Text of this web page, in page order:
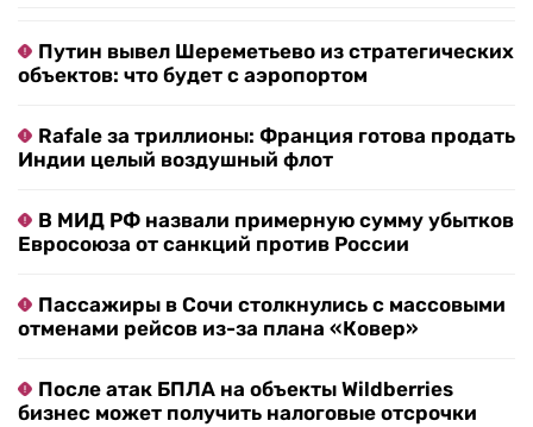
Путин вывел Шереметьево из стратегических
объектов: что будет с аэропортом
Rafale за триллионы: Франция готова продать
Индии целый воздушный флот
В МИД РФ назвали примерную сумму убытков
Евросоюза от санкций против России
Пассажиры в Сочи столкнулись с массовыми
отменами рейсов из-за плана «Ковер»
После атак БПЛА на объекты Wildberries
бизнес может получить налоговые отсрочки